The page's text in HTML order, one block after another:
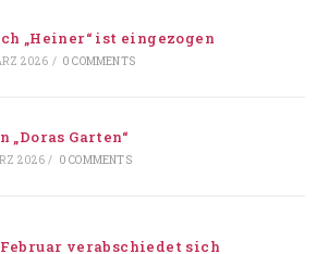
„Heiner“ ist eingezogen
2026 / 0 COMMENTS
„Doras Garten“
2026 / 0 COMMENTS
verabschiedet sich